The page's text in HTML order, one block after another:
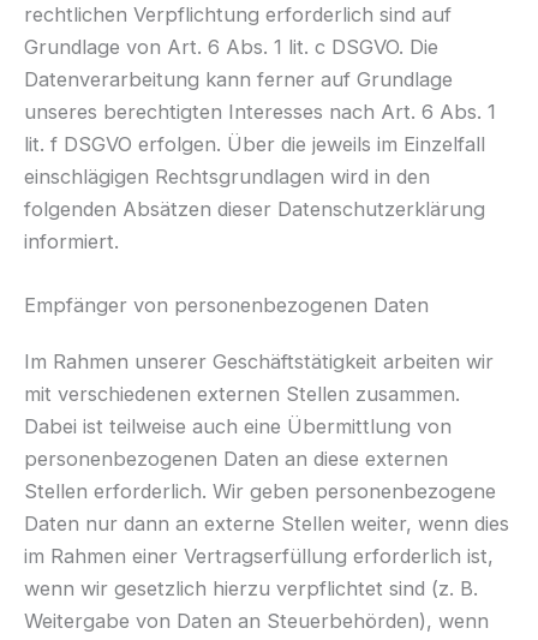
rechtlichen Verpflichtung erforderlich sind auf
Grundlage von Art. 6 Abs. 1 lit. c DSGVO. Die
Datenverarbeitung kann ferner auf Grundlage
unseres berechtigten Interesses nach Art. 6 Abs. 1
lit. f DSGVO erfolgen. Über die jeweils im Einzelfall
einschlägigen Rechtsgrundlagen wird in den
folgenden Absätzen dieser Datenschutzerklärung
informiert.
Empfänger von personenbezogenen Daten
Im Rahmen unserer Geschäftstätigkeit arbeiten wir
mit verschiedenen externen Stellen zusammen.
Dabei ist teilweise auch eine Übermittlung von
personenbezogenen Daten an diese externen
Stellen erforderlich. Wir geben personenbezogene
Daten nur dann an externe Stellen weiter, wenn dies
im Rahmen einer Vertragserfüllung erforderlich ist,
wenn wir gesetzlich hierzu verpflichtet sind (z. B.
Weitergabe von Daten an Steuerbehörden), wenn